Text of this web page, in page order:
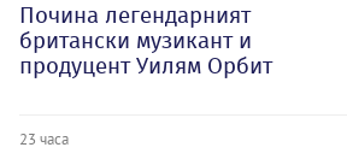
Почина легендарният
британски музикант и
продуцент Уилям Орбит
23 часа